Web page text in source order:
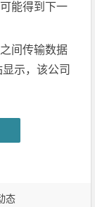
能得到下一
间传输数据
示，该公司
态